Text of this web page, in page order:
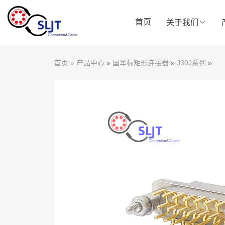
首页 关于我们
首页 » 产品中心» 国军标矩形连接器» J30J系列 »